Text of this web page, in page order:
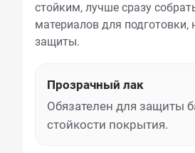
стойким, лучше сразу
материалов для подготовки,
защиты.
Прозрачный лак
Обязателен для защиты
стойкости покрытия.